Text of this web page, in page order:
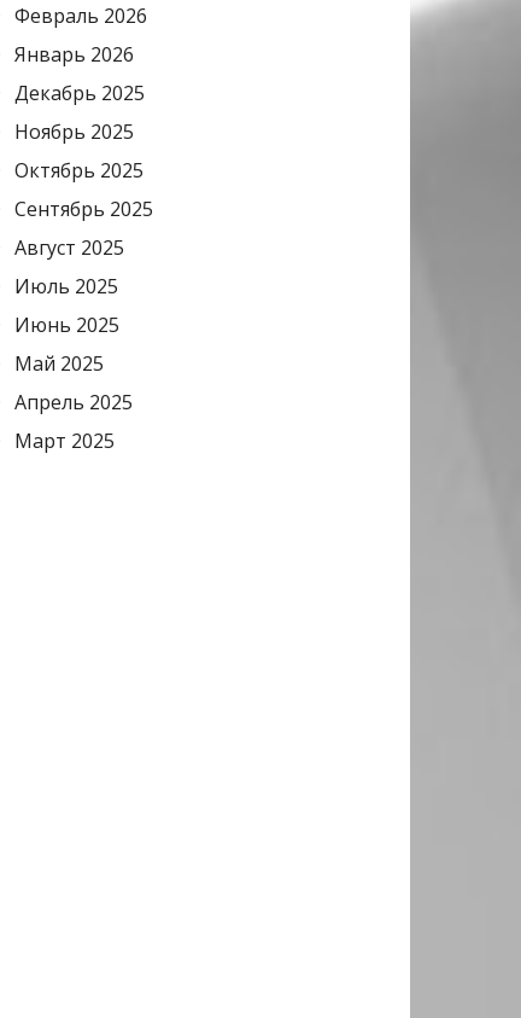
Февраль 2026
Январь 2026
Декабрь 2025
Ноябрь 2025
Октябрь 2025
Сентябрь 2025
Август 2025
Июль 2025
Июнь 2025
Май 2025
Апрель 2025
Март 2025